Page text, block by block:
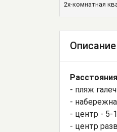
2х-комнатная
Описание
- пляж
-
- центр - 5-
- центр